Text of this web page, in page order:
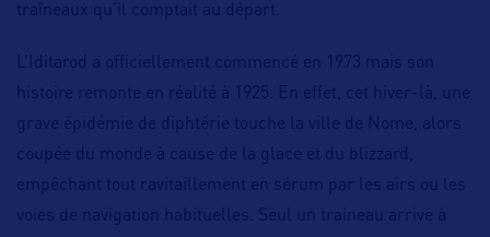
traîneaux qu’il comptait au départ.
L’Iditarod a officiellement commencé en 1973 mais son
histoire remonte en réalité à 1925. En effet, cet hiver-là, une
grave épidémie de diphtérie touche la ville de Nome, alors
coupée du monde à cause de la glace et du blizzard,
empêchant tout ravitaillement en sérum par les airs ou les
voies de navigation habituelles. Seul un traineau arrive à